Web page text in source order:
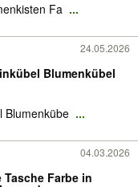
Fa ...
24.05.2026
Blumenkübel
Blumenkübe ...
04.03.2026
Farbe in